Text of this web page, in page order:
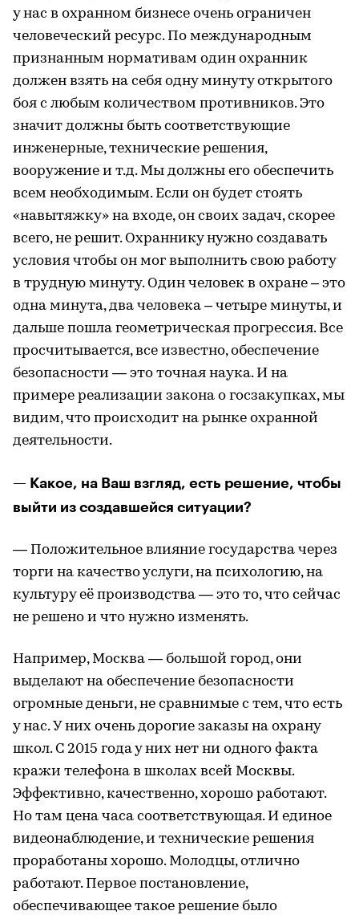
у нас в охранном бизнесе очень ограничен
человеческий ресурс. По международным
признанным нормативам один охранник
должен взять на себя одну минуту открытого
боя с любым количеством противников. Это
значит должны быть соответствующие
инженерные, технические решения,
вооружение и т.д. Мы должны его обеспечить
всем необходимым. Если он будет стоять
«навытяжку» на входе, он своих задач, скорее
всего, не решит. Охраннику нужно создавать
условия чтобы он мог выполнить свою работу
в трудную минуту. Один человек в охране – это
одна минута, два человека – четыре минуты, и
дальше пошла геометрическая прогрессия. Все
просчитывается, все известно, обеспечение
безопасности — это точная наука. И на
примере реализации закона о госзакупках, мы
видим, что происходит на рынке охранной
деятельности.
— Какое, на Ваш взгляд, есть решение, чтобы
выйти из создавшейся ситуации?
— Положительное влияние государства через
торги на качество услуги, на психологию, на
культуру её производства — это то, что сейчас
не решено и что нужно изменять.
Например, Москва — большой город, они
выделают на обеспечение безопасности
огромные деньги, не сравнимые с тем, что есть
у нас. У них очень дорогие заказы на охрану
школ. С 2015 года у них нет ни одного факта
кражи телефона в школах всей Москвы.
Эффективно, качественно, хорошо работают.
Но там цена часа соответствующая. И единое
видеонаблюдение, и технические решения
проработаны хорошо. Молодцы, отлично
работают. Первое постановление,
обеспечивающее такое решение было